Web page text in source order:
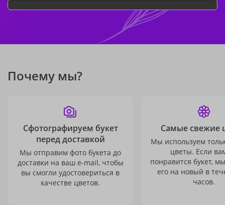
Почему мы?
Сфотографируем букет
перед доставкой
Мы отправим фото букета до
доставки на ваш e-mail, чтобы
вы смогли удостовериться в
качестве цветов.
Самые свежие
Мы используем
цветы. Если
понравится букет,
его на новый в
часов.